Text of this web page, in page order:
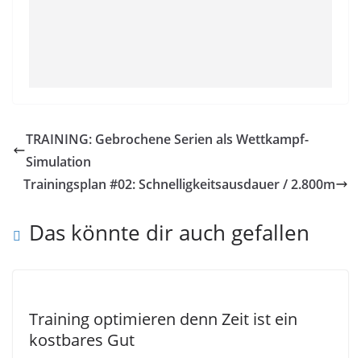
TRAINING: Gebrochene Serien als Wettkampf-
Simulation
Trainingsplan #02: Schnelligkeitsausdauer / 2.800m
Das könnte dir auch gefallen
Training optimieren denn Zeit ist ein
kostbares Gut